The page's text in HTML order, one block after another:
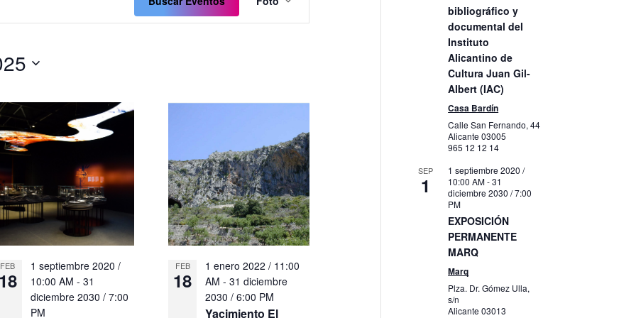
FEB
18
1 septiembre 2020 /
10:00 AM - 31
diciembre 2030 / 7:00
PM
FEB
18
Yacimiento El
1 enero 2022 / 11:00
AM -31 diciembre
2030 / 6:00 PM
bibliográfico y
documental del
Instituto
Alicantino de
Cultura Juan Gil-
Albert (IAC)
Casa Bardín
Calle San Fernando, 44
Alicante03005
965 12 12 14
SEP
1
1 septiembre 2020 /
10:00 AM-31
diciembre 2030 / 7:00
PM
EXPOSICIÓN
PERMANENTE
MARQ
Marq
Plza. Dr. Gómez Ulla,
s/n
Alicante03013